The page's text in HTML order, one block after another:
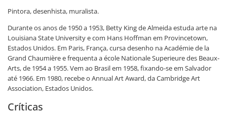
Pintora, desenhista, muralista.
Durante os anos de 1950 a 1953, Betty King de Almeida estuda arte na
Louisiana State University e com Hans Hoffman em Provincetown,
Estados Unidos. Em Paris, França, cursa desenho na Académie de la
Grand Chaumière e frequenta a école Nationale Superieure des Beaux-
Arts, de 1954 a 1955. Vem ao Brasil em 1958, fixando-se em Salvador
até 1966. Em 1980, recebe o Annual Art Award, da Cambridge Art
Association, Estados Unidos.
Críticas